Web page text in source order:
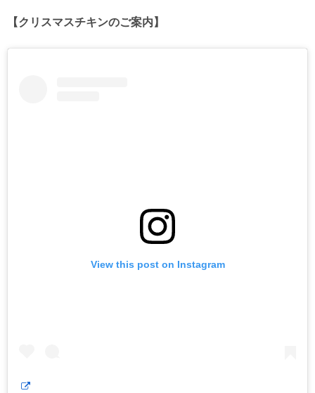
【クリスマスチキンのご案内】
View this post on Instagram